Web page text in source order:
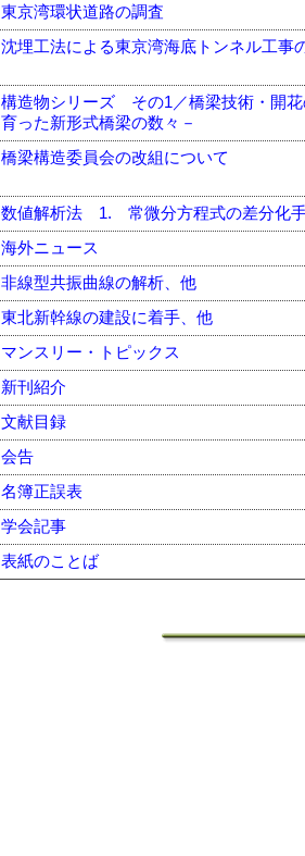
東京湾環状道路の調査
沈埋工法による東京湾海底トンネル工事
構造物シリーズ その1／橋梁技術・開
育った新形式橋梁の数々－
橋梁構造委員会の改組について
数値解析法 1. 常微分方程式の差分化
海外ニュース
非線型共振曲線の解析、他
東北新幹線の建設に着手、他
マンスリー・トピックス
新刊紹介
文献目録
会告
名簿正誤表
学会記事
表紙のことば